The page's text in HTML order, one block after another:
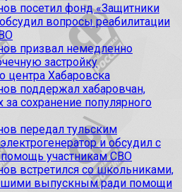
посетил фонд «Защитники
вопросы реабилитации
призвал немедленно
застройку
центра Хабаровска
поддержал хабаровчан,
сохранение популярного
передал тульским
и обсудил с
участникам СВО
встретился со школьниками,
выпускным ради помощи